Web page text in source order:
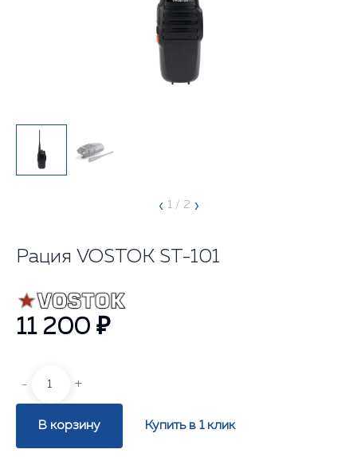
‹ 1/ 2 ›
Рация VOSTOK ST-101
11 200 ₽
- +
В корзину Купить в 1 клик